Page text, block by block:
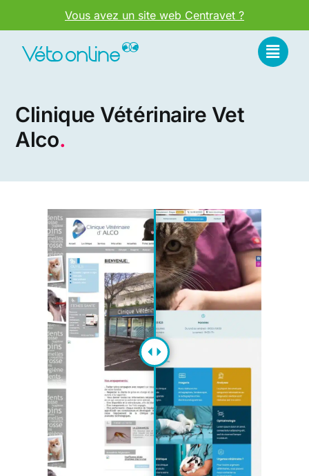
au
contenu
Vous avez un site web Centravet ?
Clinique Vétérinaire Vet
Alco.